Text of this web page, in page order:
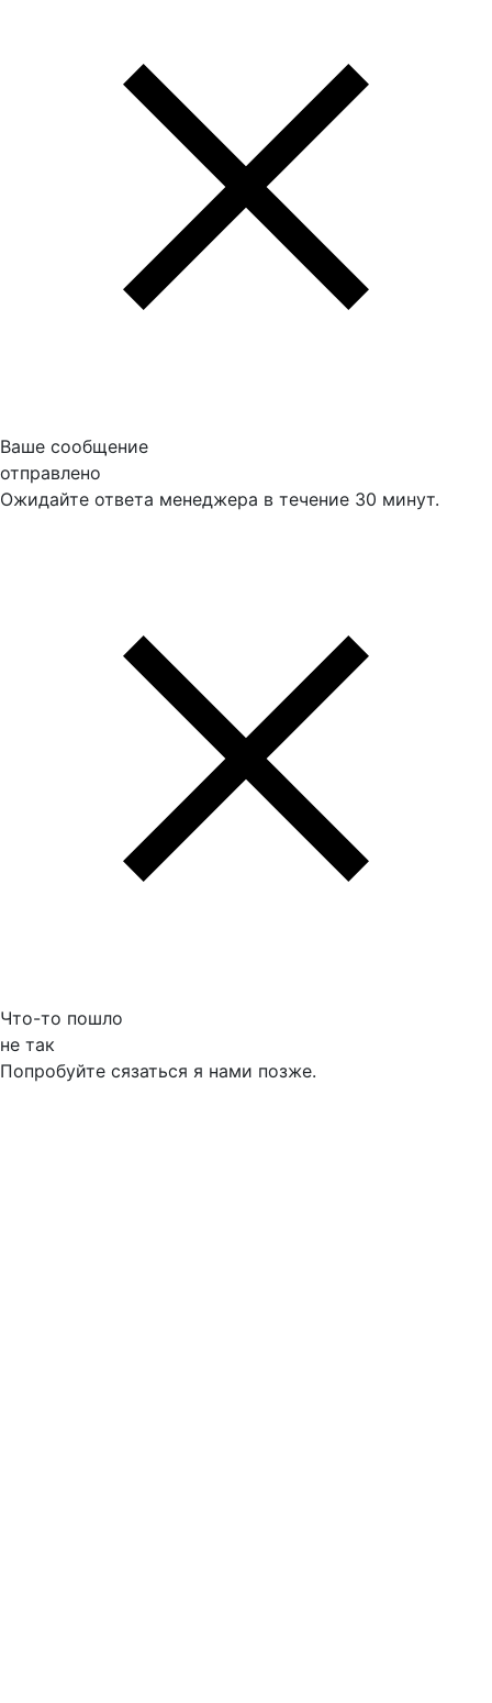
Ваше сообщение
отправлено
Ожидайте ответа менеджера в течение 30 минут.
Что-то пошло
не так
Попробуйте сязаться я нами позже.